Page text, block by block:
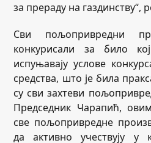
за прераду на газдинству“,
Сви пољопривредни
конкурисали за било
испуњавају услове
средства, што је била
су сви захтеви
Председник Чарапић,
све пољопривредне
да активно учествују у